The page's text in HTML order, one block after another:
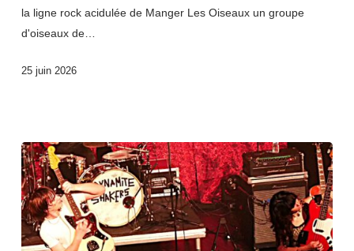
la ligne rock acidulée de Manger Les Oiseaux un groupe
d'oiseaux de…
25 juin 2026